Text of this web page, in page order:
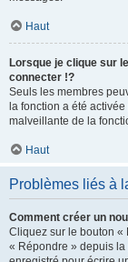
Haut
Lorsque je clique sur
connecter !?
Seuls les membres
la fonction a été
malveillante de la
Haut
Problèmes liés à
Comment créer un
Cliquez sur le bouton «
« Répondre » depuis la